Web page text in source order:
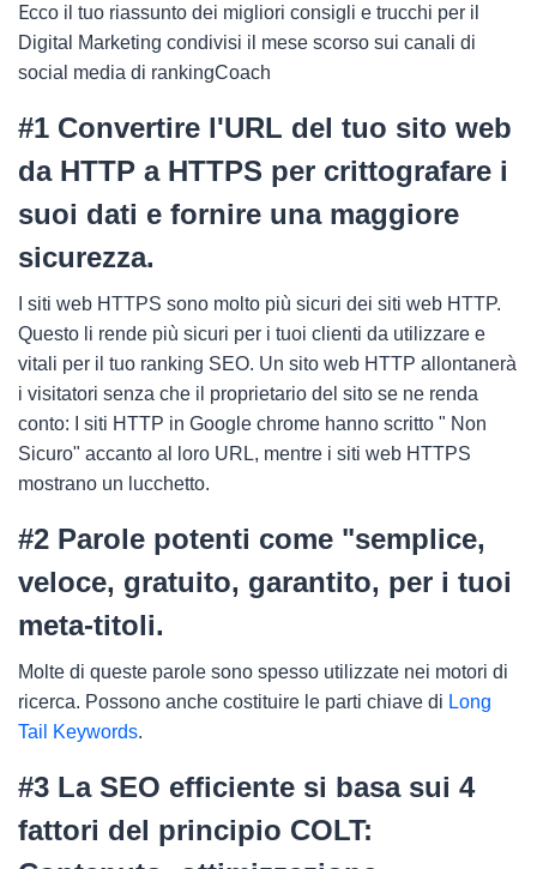
Ecco il tuo riassunto dei migliori consigli e trucchi per il
Digital Marketing condivisi il mese scorso sui canali di
social media di rankingCoach
#1 Convertire l'URL del tuo sito web
da HTTP a HTTPS per crittografare i
suoi dati e fornire una maggiore
sicurezza.
I siti web HTTPS sono molto più sicuri dei siti web HTTP.
Questo li rende più sicuri per i tuoi clienti da utilizzare e
vitali per il tuo ranking SEO. Un sito web HTTP allontanerà
i visitatori senza che il proprietario del sito se ne renda
conto: I siti HTTP in Google chrome hanno scritto " Non
Sicuro" accanto al loro URL, mentre i siti web HTTPS
mostrano un lucchetto.
#2 Parole potenti come "semplice,
veloce, gratuito, garantito, per i tuoi
meta-titoli.
Molte di queste parole sono spesso utilizzate nei motori di
ricerca. Possono anche costituire le parti chiave di Long
Tail Keywords.
#3 La SEO efficiente si basa sui 4
fattori del principio COLT: